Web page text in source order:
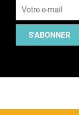
S'ABONNER